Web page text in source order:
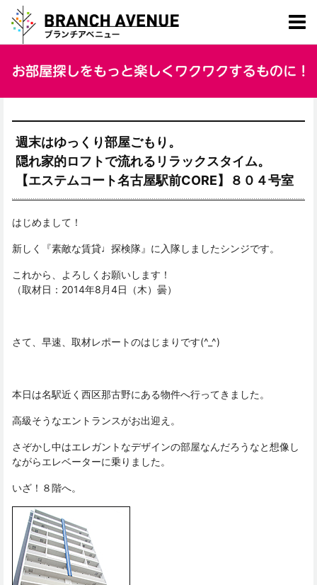
週末はゆっくり部屋ごもり。
隠れ家的ロフトで流れるリラックスタイム。
【エステムコート名古屋駅前CORE】８０４号室
はじめまして！
新しく『素敵な賃貸♩探検隊』に入隊しましたシンジです。
これから、よろしくお願いします！
（取材日：2014年8月4日（木）曇）
さて、早速、取材レポートのはじまりです(^_^)
本日は名駅近く西区那古野にある物件へ行ってきました。
高級そうなエントランスがお出迎え。
さぞかし中はエレガントなデザインの部屋なんだろうなと想像し
ながらエレベーターに乗りました。
いざ！８階へ。